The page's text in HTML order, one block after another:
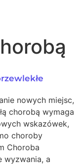
nowych miejsc,
chorobą wymaga
wskazówek,
choroby
Choroba
wyzwania, a